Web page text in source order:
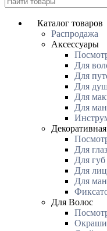
Каталог товаров
Распродажа
Аксессуары
Для
Для
Для
Для
Для
Для
Для губ
Для
Для
Для Волос